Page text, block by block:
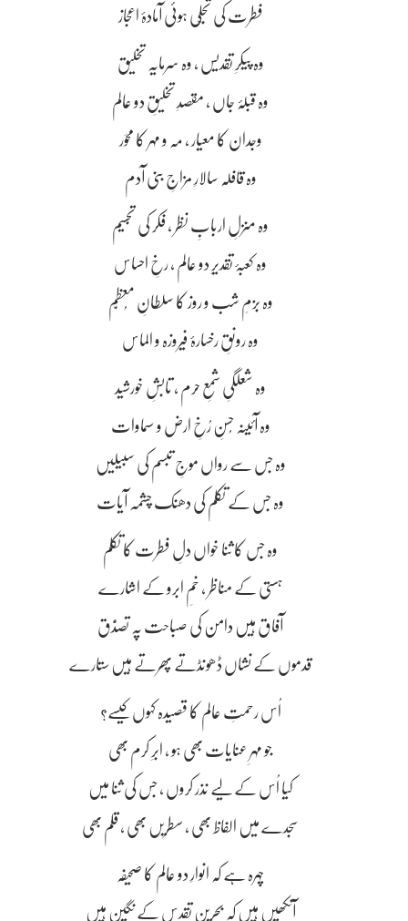
فطرت کی تَجلّی ہوئی آمادۂ اعجاز
وہ پیکرِ تقدیس ، وہ سرمایہ تخلیق
وہ قبلۂ جاں ، مقصدِ تخلیقِ دو عالم
وجدان کا معیار ، مَہ و مہر کا محوَر
وہ قافلہ سالارِ مزاجِ بنی آدم
وہ منزلِ اربابِ نظر ، فکر کی تجسیم
وہ کعبۂ تقدیرِ دو عالم ، رخِ احساس
وہ بزمِ شب و روز کا سلطانِ مُعظّم
وہ رونقِ رخسارۂ فیروزہ و الماس
وہ شعلگیِ شمعِ حرم ، تابشِ خورشید
وہ آئینہ حُسنِ رُخِ ارض و سماوات
وہ جس سے رواں موجِ تبسم کی سبیلیں
وہ جس کے تکلم کی دھنک چشمہ آیات
وہ جس کا ثنا خواں دلِ فطرت کا تکلم
ہستی کے مناظر ، خمِ ابرو کے اشارے
آفاق ہیں دامن کی صباحت پہ تصدُّق
قدموں کے نشاں ڈھونڈتے پھرتے ہیں ستارے
اُس رحمتِ عالم کا قصیدہ کہوں کیسے؟
جو مہرِ عنایات بھی ہو ، ابرِ کرم بھی
کیا اُس کے لیے نذر کروں ، جس کی ثنا میں
سجدے میں الفاظ بھی ، سطریں بھی ، قلم بھی
چہرہ ہے کہ انوارِ دو عالم کا صحیفہ
آنکھیں ہیں کہ بحرین تقدس کے نگین ہیں